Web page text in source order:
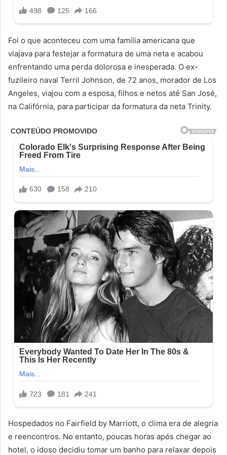
Foi o que aconteceu com uma família americana que
viajava para festejar a formatura de uma neta e acabou
enfrentando uma perda dolorosa e inesperada. O ex-
fuzileiro naval Terril Johnson, de 72 anos, morador de Los
Angeles, viajou com a esposa, filhos e netos até San José,
na Califórnia, para participar da formatura da neta Trinity.
Hospedados no Fairfield by Marriott, o clima era de alegria
e reencontros. No entanto, poucas horas após chegar ao
hotel, o idoso decidiu tomar um banho para relaxar depois